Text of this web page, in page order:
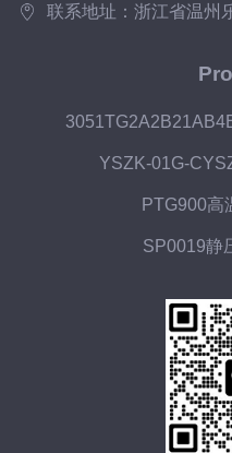
联系地址：浙江省温州
YSZK-01G-
PTG900高
SP0019静